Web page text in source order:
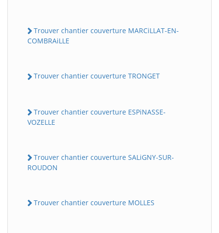
Trouver chantier couverture MARCiLLAT-EN-
COMBRAiLLE
Trouver chantier couverture TRONGET
Trouver chantier couverture ESPiNASSE-
VOZELLE
Trouver chantier couverture SALiGNY-SUR-
ROUDON
Trouver chantier couverture MOLLES